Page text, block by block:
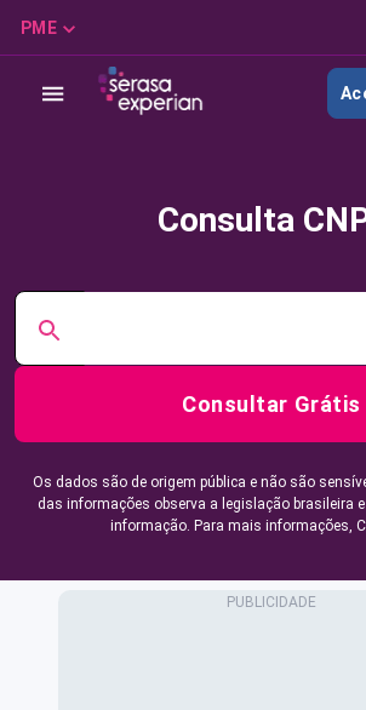
PME
Consulta
Consultar Grátis
Os dados são de origem pública e não são
das informações observa a legislação brasileira
informação. Para mais informações,